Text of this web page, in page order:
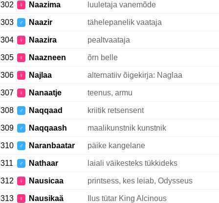
302 ♀ Naazima luuletaja vanemõde
303 ♂ Naazir tähelepanelik vaataja
304 ♀ Naazira pealtvaataja
305 ♀ Naazneen õrn belle
306 ♀ Najlaa alternatiiv õigekirja: Naglaa
307 ♀ Nanaatje teenus, armu
308 ♂ Naqqaad kriitik retsensent
309 ♂ Naqqaash maalikunstnik kunstnik
310 ♂ Naranbaatar päike kangelane
311 ♂ Nathaar laiali väikesteks tükkideks
312 ♀ Nausicaa printsess, kes leiab, Odysseus
313 ♀ Nausikaä Ilus tütar King Alcinous